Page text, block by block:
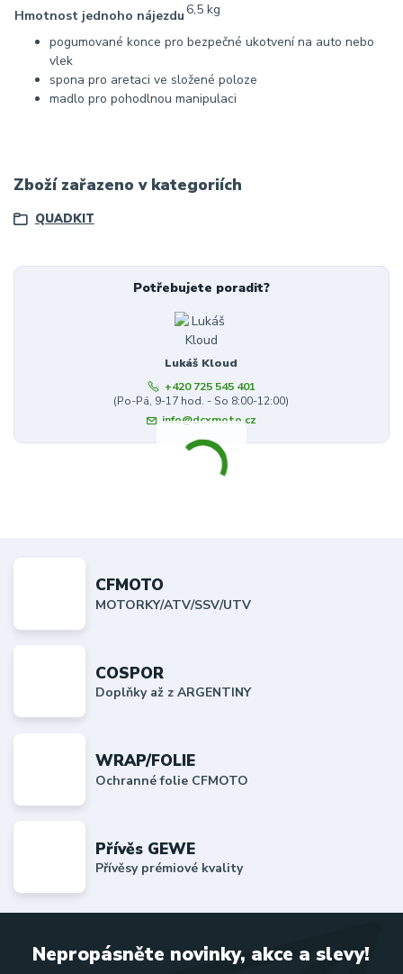
Hmotnost jednoho nájezdu6,5 kg
pogumované konce pro bezpečné ukotvení na auto nebo
vlek
spona pro aretaci ve složené poloze
madlo pro pohodlnou manipulaci
Zboží zařazeno v kategoriích
QUADKIT
Potřebujete poradit?
Lukáš Kloud
+420 725 545 401
(Po-Pá, 9-17 hod. - So 8:00-12:00)
info@dcxmoto.cz
CFMOTO
MOTORKY/ATV/SSV/UTV
COSPOR
Doplňky až z ARGENTINY
WRAP/FOLIE
Ochranné folie CFMOTO
Přívěs GEWE
Přívěsy prémiové kvality
Nepropásněte novinky, akce a slevy!